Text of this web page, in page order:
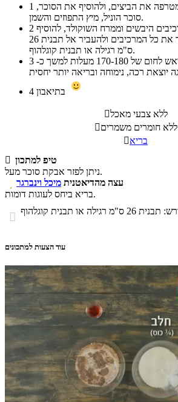
1
סוכר הוניל, מיץ התפוזים והשמן.
2
לתערובת בקערה, לאחד את כל המרכיבים ולהעביר אל תבנית 26
ס"מ רגילה או תבנית קוגלהוף.
3
4
ללא צבעי מאכל
ללא חומרים משמרים
בריא
 טיפ למתכון
ניתן לפזר אבקת סוכר מעל.
עצה מהדיאטנית מיכל וינברגר
בריא ביחס לעוגות דומות.

עוד הצעות למתכונים